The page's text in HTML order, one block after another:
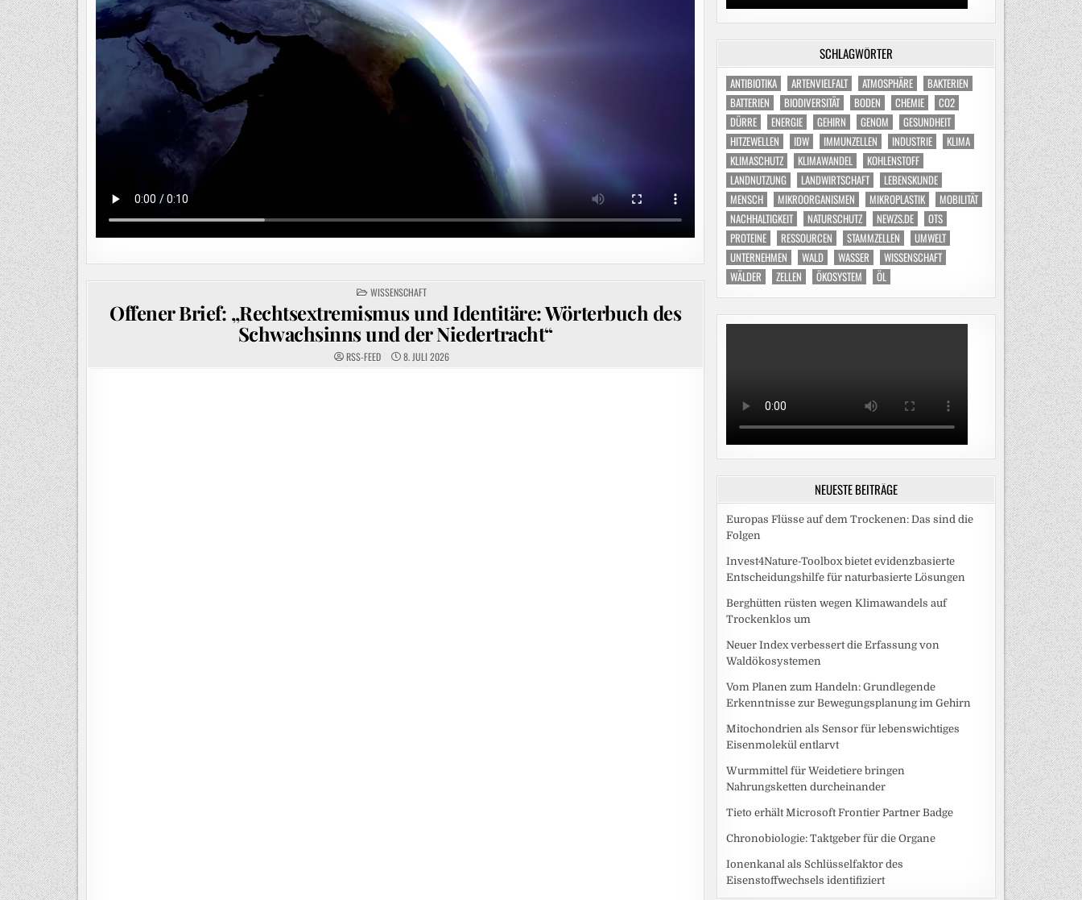
POSTED
IN
WISSENSCHAFT
Offener Brief: „Rechtsextremismus und Identitäre: Wörterbuch des
Schwachsinns und der Niedertracht“
RSS-FEED 8. JULI 2026
SCHLAGWÖRTER
ANTIBIOTIKA ARTENVIELFALT ATMOSPHÄRE
BAKTERIEN
BATTERIEN
BIODIVERSITÄT BODEN CHEMIE
CO2
DÜRRE
ENERGIE GEHIRN GENOM
GESUNDHEIT
HITZEWELLEN
IDW IMMUNZELLEN INDUSTRIE
KLIMA
KLIMASCHUTZ
KLIMAWANDEL
KOHLENSTOFF
LANDNUTZUNG
LANDWIRTSCHAFT
LEBENSKUNDE
MENSCH
MIKROORGANISMEN MIKROPLASTIK
MOBILITÄT
NACHHALTIGKEIT
NATURSCHUTZ NEWZS.DE
OTS
PROTEINE
RESSOURCEN STAMMZELLEN
UMWELT
UNTERNEHMEN
WALD WASSER
WISSENSCHAFT
WÄLDER
ZELLEN ÖKOSYSTEM ÖL
NEUESTE BEITRÄGE
Europas Flüsse auf dem Trockenen: Das sind die
Folgen
Invest4Nature-Toolbox bietet evidenzbasierte
Entscheidungshilfe für naturbasierte Lösungen
Berghütten rüsten wegen Klimawandels auf
Trockenklos um
Neuer Index verbessert die Erfassung von
Waldökosystemen
Vom Planen zum Handeln: Grundlegende
Erkenntnisse zur Bewegungsplanung im Gehirn
Mitochondrien als Sensor für lebenswichtiges
Eisenmolekül entlarvt
Wurmmittel für Weidetiere bringen
Nahrungsketten durcheinander
Tieto erhält Microsoft Frontier Partner Badge
Chronobiologie: Taktgeber für die Organe
Ionenkanal als Schlüsselfaktor des
Eisenstoffwechsels identifiziert